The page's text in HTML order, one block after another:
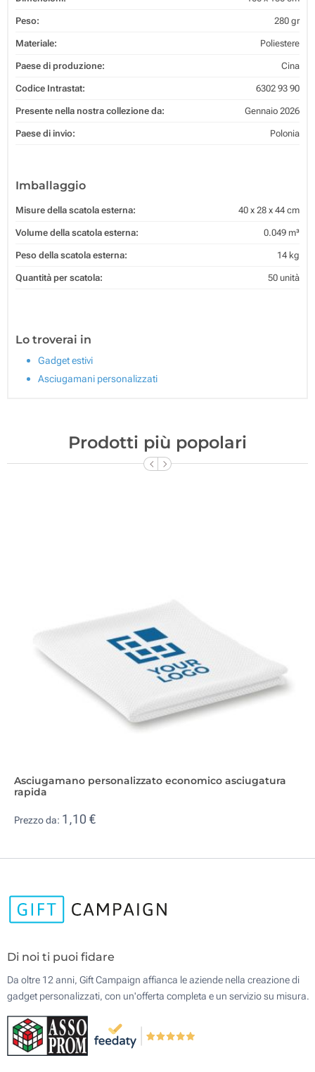
Peso: 280 gr
Materiale: Poliestere
Paese di produzione: Cina
Codice Intrastat: 6302 93 90
Presente nella nostra collezione da: Gennaio 2026
Paese di invio: Polonia
Imballaggio
Misure della scatola esterna: 40 x 28 x 44 cm
Volume della scatola esterna: 0.049 m³
Peso della scatola esterna: 14 kg
Quantità per scatola: 50 unità
Lo troverai in
Gadget estivi
Asciugamani personalizzati
Prodotti più popolari
Asciugamano personalizzato economico asciugatura
rapida
Prezzo da: 1,10 €
Di noi ti puoi fidare
Da oltre 12 anni, Gift Campaign affianca le aziende nella creazione di
gadget personalizzati, con un'offerta completa e un servizio su misura.